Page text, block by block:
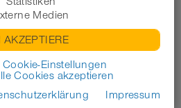
Medien
AKZEPTIERE
Einstellungen
Cookies akzeptieren
Impressum